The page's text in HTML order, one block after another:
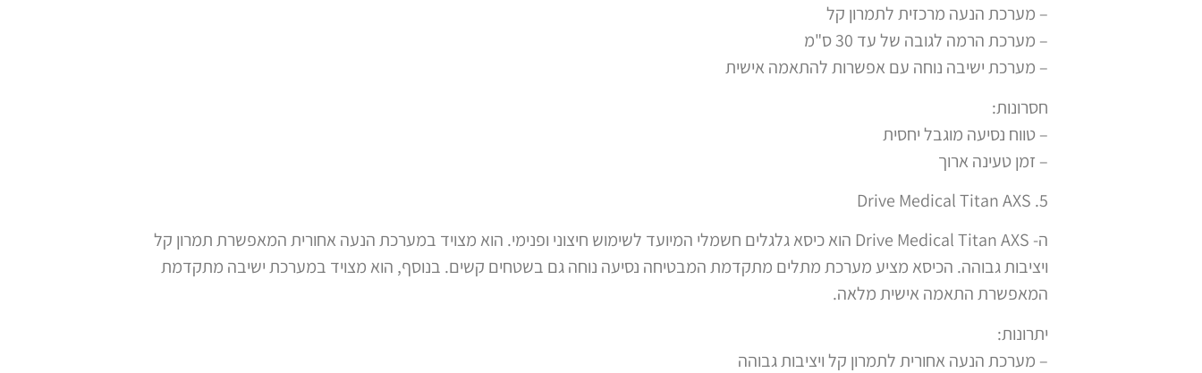
– מערכת הנעה מרכזית לתמרון קל
– מערכת הרמה לגובה של עד 30 ס"מ
– מערכת ישיבה נוחה עם אפשרות להתאמה אישית
חסרונות:
– טווח נסיעה מוגבל יחסית
– זמן טעינה ארוך
5. Drive Medical Titan AXS
ה- Drive Medical Titan AXS הוא כיסא גלגלים חשמלי המיועד לשימוש חיצוני ופנימי. הוא מצויד במערכת הנעה אחורית המאפשרת תמרון קל
ויציבות גבוהה. הכיסא מציע מערכת מתלים מתקדמת המבטיחה נסיעה נוחה גם בשטחים קשים. בנוסף, הוא מצויד במערכת ישיבה מתקדמת
המאפשרת התאמה אישית מלאה.
יתרונות:
– מערכת הנעה אחורית לתמרון קל ויציבות גבוהה